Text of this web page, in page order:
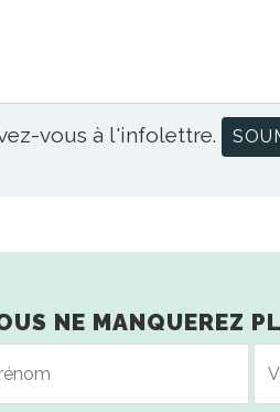
vous à l'infolettre.
NE MANQUEREZ